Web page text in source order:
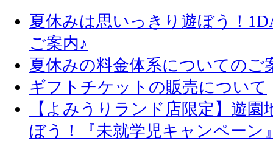
夏休みは思いっきり遊ぼう！
ご案内♪
夏休みの料金体系についてのご
ギフトチケットの販売について
【よみうりランド店限定】遊
ぼう！『未就学児キャンペーン